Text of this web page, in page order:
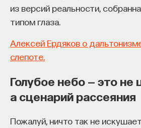
из версий реальности,
типом глаза.
Алексей Ердяков о
слепоте.
Голубое небо — это не
а сценарий рассеяния
Пожалуй, ничто так не